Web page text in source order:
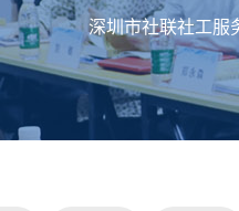
深圳市社联社工服